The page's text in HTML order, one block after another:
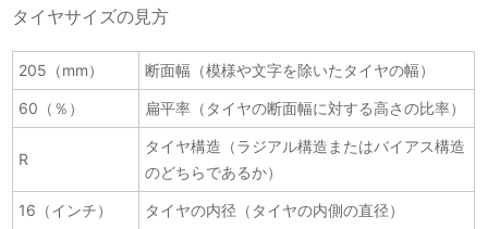
タイヤサイズの見方
205（mm） 断面幅（模様や文字を除いたタイヤの幅）
60（％） 扁平率（タイヤの断面幅に対する高さの比率）
R
タイヤ構造（ラジアル構造またはバイアス構造
のどちらであるか）
16（インチ） タイヤの内径（タイヤの内側の直径）